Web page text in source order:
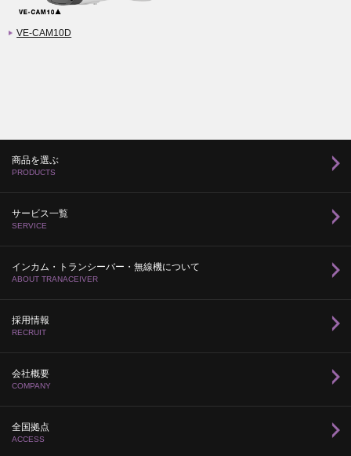
VE-CAM10D
商品を選ぶ
PRODUCTS
サービス一覧
SERVICE
インカム・トランシーバー・無線機について
ABOUT TRANACEIVER
採用情報
RECRUIT
会社概要
COMPANY
全国拠点
ACCESS